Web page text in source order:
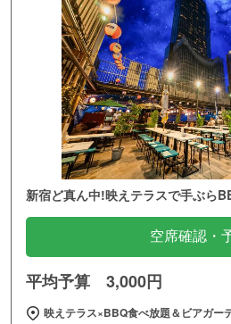
新宿ど真ん中!映えテラスで手ぶら
空席確認・
平均予算 3,000円
映えテラス×BBQ食べ放題＆ビアガー